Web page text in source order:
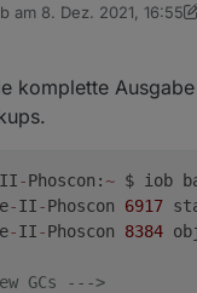
version?
am 8. Dez. 2021, 16:55
editiert von sandro_gera
komplette
II-Phoscon:~ $ iob
-II-Phoscon 6917
-II-Phoscon 8384
GCs --->